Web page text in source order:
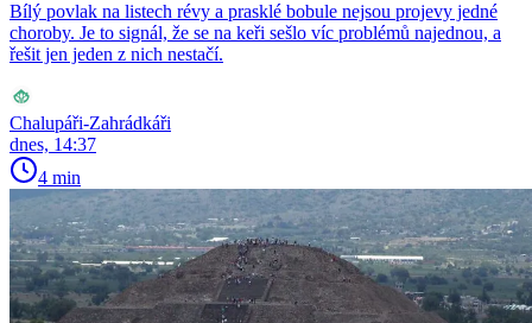
Bílý povlak na listech révy a prasklé bobule nejsou projevy jedné
choroby. Je to signál, že se na keři sešlo víc problémů najednou, a
řešit jen jeden z nich nestačí.
Chalupáři-Zahrádkáři
dnes, 14:37
4 min